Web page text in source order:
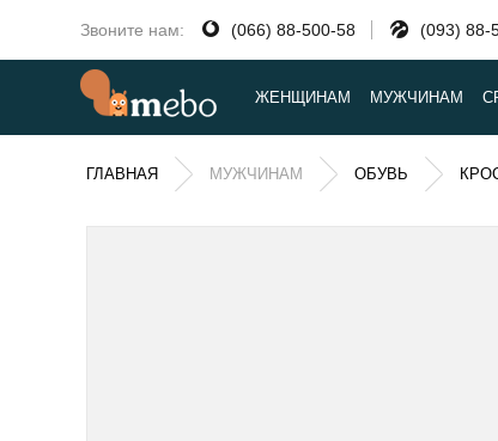
Звоните нам: (066) 88-500-58 (093) 88-
ЖЕНЩИНАМ МУЖЧИНАМ
ГЛАВНАЯ МУЖЧИНАМ ОБУВЬ